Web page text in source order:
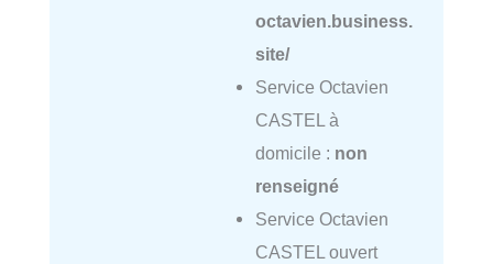
octavien.business.
site/
Service Octavien
CASTEL à
domicile : non
renseigné
Service Octavien
CASTEL ouvert